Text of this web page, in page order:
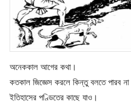
অনেককাল আগের কথা।
কতকাল জিজ্ঞেস করলে কিন্তু বলতে পারব
ইতিহাসের পণ্ডিতের কাছে যাও।